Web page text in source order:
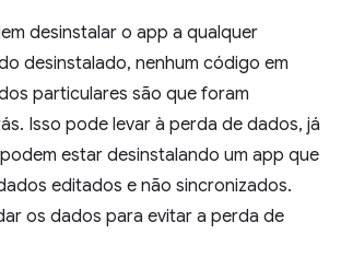
desinstalar o app a qualquer
desinstalado, nenhum código em
particulares são que foram
Isso pode levar à perda de dados, já
estar desinstalando um app que
editados e não sincronizados.
os dados para evitar a perda de